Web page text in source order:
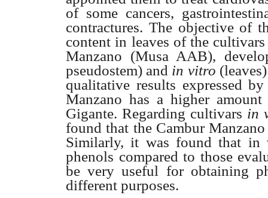
of some cancers,
contractures. The objective of
content in leaves of the cultivars
Manzano (Musa AAB),
pseudostem) and in vitro
qualitative results expressed
Manzano has a higher
Gigante. Regarding cultivars in
found that the Cambur
Similarly, it was found that in
phenols compared to those
be very useful for obtaining
different purposes.